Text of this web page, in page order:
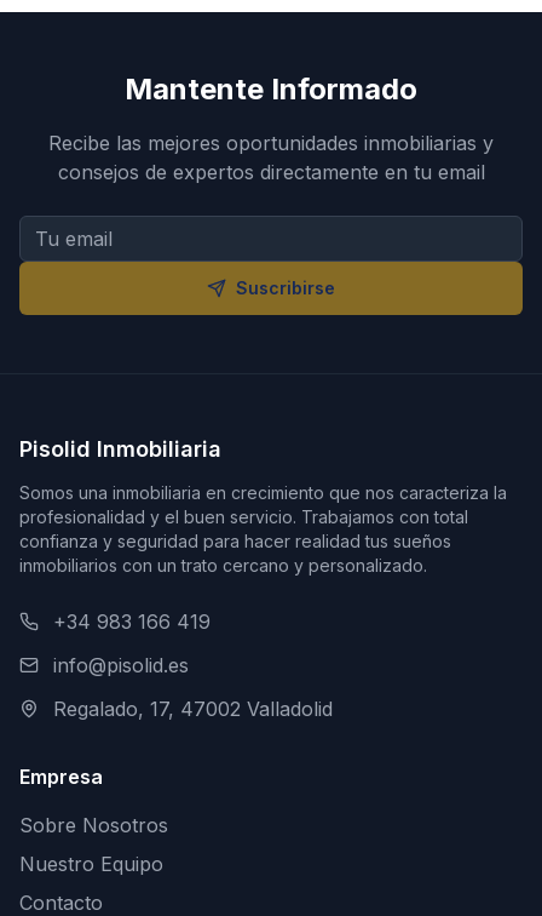
Mantente Informado
Recibe las mejores oportunidades inmobiliarias y
consejos de expertos directamente en tu email
Suscribirse
Pisolid Inmobiliaria
Somos una inmobiliaria en crecimiento que nos caracteriza la
profesionalidad y el buen servicio. Trabajamos con total
confianza y seguridad para hacer realidad tus sueños
inmobiliarios con un trato cercano y personalizado.
+34 983 166 419
info@pisolid.es
Regalado, 17, 47002 Valladolid
Empresa
Sobre Nosotros
Nuestro Equipo
Contacto